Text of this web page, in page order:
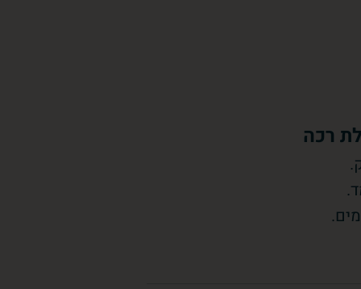
רכה